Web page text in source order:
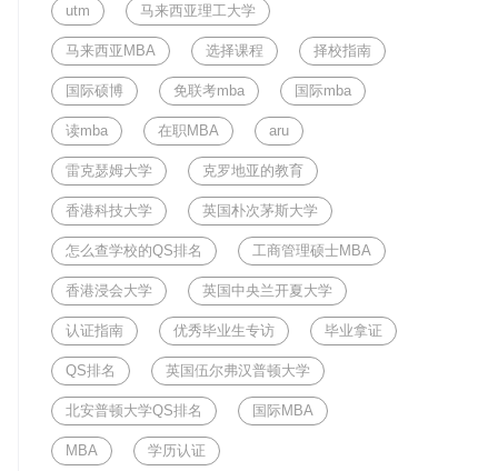
utm 马来西亚理工大学
马来西亚MBA 选择课程 择校指南
国际硕博 免联考mba 国际mba
读mba 在职MBA aru
雷克瑟姆大学 克罗地亚的教育
香港科技大学 英国朴次茅斯大学
怎么查学校的QS排名 工商管理硕士MBA
香港浸会大学 英国中央兰开夏大学
认证指南 优秀毕业生专访 毕业拿证
QS排名 英国伍尔弗汉普顿大学
北安普顿大学QS排名 国际MBA
MBA 学历认证